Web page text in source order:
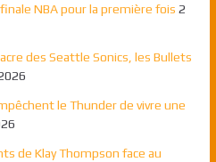
NBA pour la première fois 2
des Seattle Sonics, les Bullets
le Thunder de vivre une
de Klay Thompson face au